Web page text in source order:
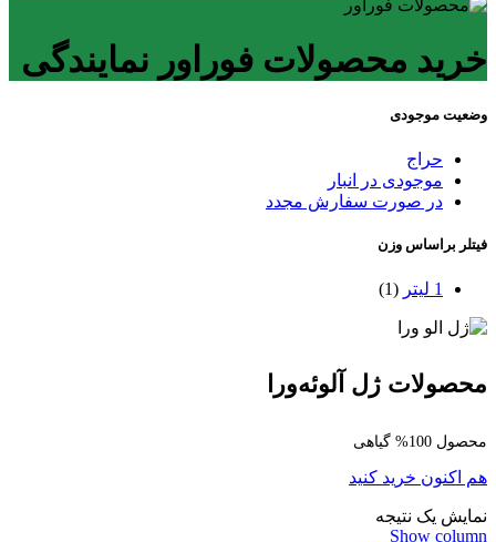
خرید محصولات فوراور نمایندگی
وضعیت موجودی
حراج
موجودی در انبار
در صورت سفارش مجدد
فیتلر براساس وزن
1 لیتر (1)
محصولات ژل آلوئه‌ورا
محصول 100% گیاهی
هم اکنون خرید کنید
نمایش یک نتیجه
Show column